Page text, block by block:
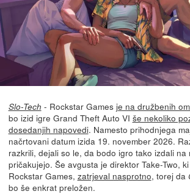
Slo-Tech - Rockstar Games je na družbenih
bo izid igre Grand Theft Auto VI še nekoliko
dosedanjih napovedi. Namesto prihodnjega
načrtovani datum izida 19. november 2026.
razkrili, dejali so le, da bodo igro tako izdali na
pričakujejo. Še avgusta je direktor Take-Two,
Rockstar Games, zatrjeval nasprotno, torej da
bo še enkrat preložen.